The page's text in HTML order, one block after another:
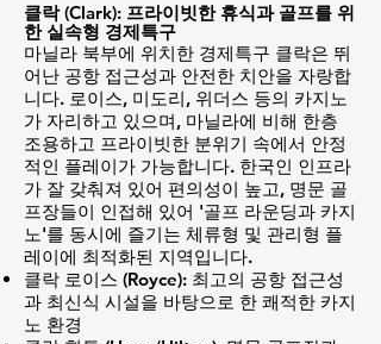
클락 (Clark): 프라이빗한 휴식과 골프를 위
한 실속형 경제특구
마닐라 북부에 위치한 경제특구 클락은 뛰
어난 공항 접근성과 안전한 치안을 자랑합
니다. 로이스, 미도리, 위더스 등의 카지노
가 자리하고 있으며, 마닐라에 비해 한층
조용하고 프라이빗한 분위기 속에서 안정
적인 플레이가 가능합니다. 한국인 인프라
가 잘 갖춰져 있어 편의성이 높고, 명문 골
프장들이 인접해 있어 '골프 라운딩과 카지
노'를 동시에 즐기는 체류형 및 관리형 플
레이에 최적화된 지역입니다.
클락 로이스 (Royce): 최고의 공항 접근성
과 최신식 시설을 바탕으로 한 쾌적한 카지
노 환경